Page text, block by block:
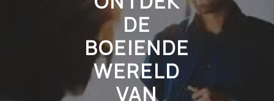
DE
BOEIENDE
WERELD
VAN